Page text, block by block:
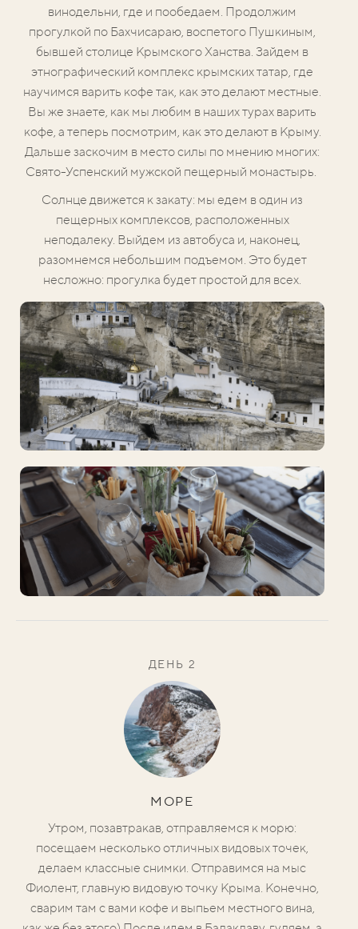
винодельни, где и пообедаем. Продолжим
прогулкой по Бахчисараю, воспетого Пушкиным,
бывшей столице Крымского Ханства. Зайдем в
этнографический комплекс крымских татар, где
научимся варить кофе так, как это делают местные.
Вы же знаете, как мы любим в наших турах варить
кофе, а теперь посмотрим, как это делают в Крыму.
Дальше заскочим в место силы по мнению многих:
Свято-Успенский мужской пещерный монастырь.
Солнце движется к закату: мы едем в один из
пещерных комплексов, расположенных
неподалеку. Выйдем из автобуса и, наконец,
разомнемся небольшим подъемом. Это будет
несложно: прогулка будет простой для всех.
ДЕНЬ 2
МОРЕ
Утром, позавтракав, отправляемся к морю:
посещаем несколько отличных видовых точек,
делаем классные снимки. Отправимся на мыс
Фиолент, главную видовую точку Крыма. Конечно,
сварим там с вами кофе и выпьем местного вина,